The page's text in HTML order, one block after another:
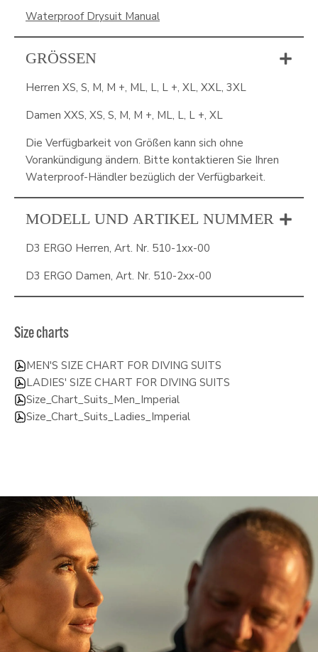
Waterproof Drysuit Manual
GRÖSSEN
Herren XS, S, M, M +, ML, L, L +, XL, XXL, 3XL
Damen XXS, XS, S, M, M +, ML, L, L +, XL
Die Verfügbarkeit von Größen kann sich ohne
Vorankündigung ändern. Bitte kontaktieren Sie Ihren
Waterproof-Händler bezüglich der Verfügbarkeit.
MODELL UND ARTIKEL NUMMER
D3 ERGO Herren, Art. Nr. 510-1xx-00
D3 ERGO Damen, Art. Nr. 510-2xx-00
Size charts
MEN'S SIZE CHART FOR DIVING SUITS
LADIES' SIZE CHART FOR DIVING SUITS
Size_Chart_Suits_Men_Imperial
Size_Chart_Suits_Ladies_Imperial